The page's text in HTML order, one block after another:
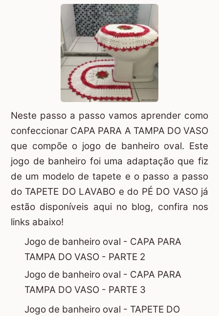
Neste passo a passo vamos aprender como
confeccionar CAPA PARA A TAMPA DO VASO
que compõe o jogo de banheiro oval. Este
jogo de banheiro foi uma adaptação que fiz
de um modelo de tapete e o passo a passo
do TAPETE DO LAVABO e do PÉ DO VASO já
estão disponíveis aqui no blog, confira nos
links abaixo!
Jogo de banheiro oval - CAPA PARA
TAMPA DO VASO - PARTE 2
Jogo de banheiro oval - CAPA PARA
TAMPA DO VASO - PARTE 3
Jogo de banheiro oval - TAPETE DO